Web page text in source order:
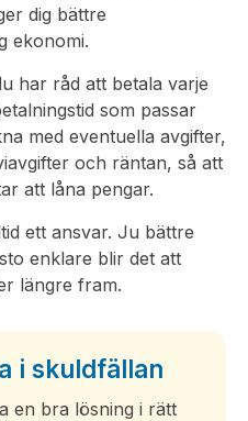
dig bättre
ekonomi.
har råd att betala varje
som passar
med eventuella avgifter,
och räntan, så att
att låna pengar.
ett ansvar. Ju bättre
enklare blir det att
längre fram.
i skuldfällan
en bra lösning i rätt